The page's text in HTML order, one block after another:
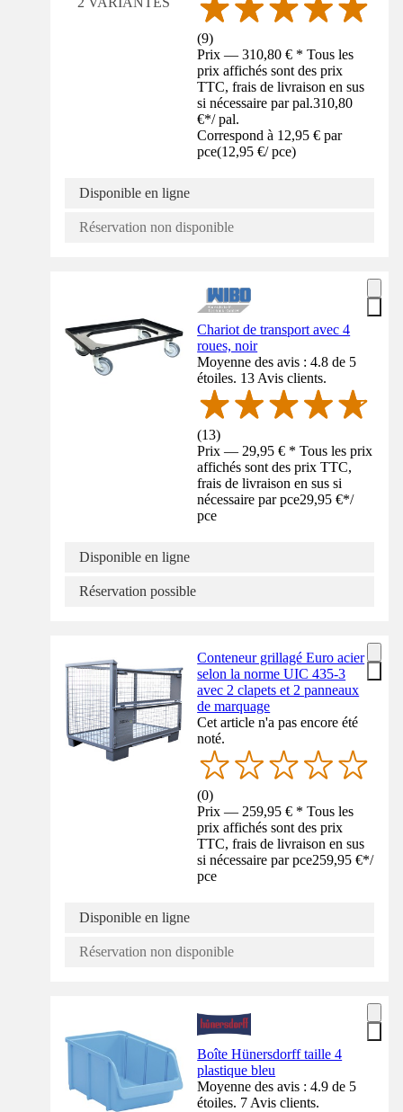
(9)
Prix — 310,80 € * Tous les
prix affichés sont des prix
TTC, frais de livraison en sus
si nécessaire par pal.310,80
€*/ pal.
Correspond à 12,95 € par
pce(12,95 €/ pce)
Disponible en ligne
Réservation non disponible
Chariot de transport avec 4
roues, noir
Moyenne des avis : 4.8 de 5
étoiles. 13 Avis clients.
(13)
Prix — 29,95 € * Tous les prix
affichés sont des prix TTC,
frais de livraison en sus si
nécessaire par pce29,95 €*/
pce
Disponible en ligne
Réservation possible
Conteneur grillagé Euro acier
selon la norme UIC 435-3
avec 2 clapets et 2 panneaux
de marquage
Cet article n'a pas encore été
noté.
(0)
Prix — 259,95 € * Tous les
prix affichés sont des prix
TTC, frais de livraison en sus
si nécessaire par pce259,95 €*/
pce
Disponible en ligne
Réservation non disponible
Boîte Hünersdorff taille 4
plastique bleu
Moyenne des avis : 4.9 de 5
étoiles. 7 Avis clients.